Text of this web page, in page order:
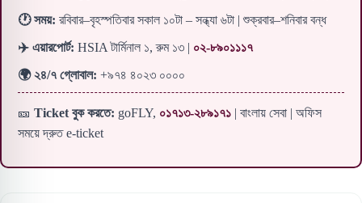
🕐 সময়: রবিবার–বৃহস্পতিবার সকাল ১০টা – সন্ধ্যা ৬টা | শুক্রবার–শনিবার বন্ধ
✈️ এয়ারপোর্ট: HSIA টার্মিনাল ১, রুম ১৩ | ০২-৮৯০১১১৭
🌍 ২৪/৭ গ্লোবাল: +৯৭৪ ৪০২৩ ০০০০
🎫 Ticket বুক করতে: goFLY, ০১৭১৩-২৮৯১৭১ | বাংলায় সেবা | অফিস
সময়ে দ্রুত e-ticket